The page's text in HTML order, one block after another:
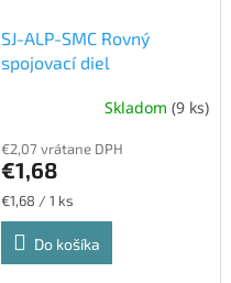
SJ-ALP-SMC Rovný
spojovací diel
Skladom(9 ks)
€2,07 vrátane DPH
€1,68
Jednotková
cena:
€1,68 / 1 ks
Do košíka